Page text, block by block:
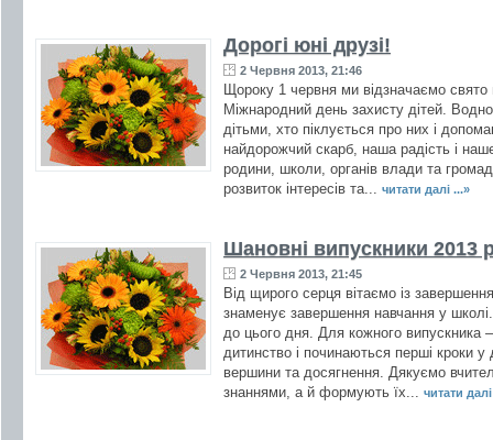
Дорогі юні друзі!
2 Червня 2013, 21:46
Щороку 1 червня ми відзначаємо
Міжнародний день захисту дітей.
дітьми, хто піклується про них і
найдорожчий скарб, наша радість і
родини, школи, органів влади та
розвиток інтересів та... читати далі ...»
Шановні випускники 2013
2 Червня 2013, 21:45
Від щирого серця вітаємо із
знаменує завершення навчання у
до цього дня. Для кожного випускника
дитинство і починаються перші кроки
вершини та досягнення. Дякуємо
знаннями, а й формують їх... читати